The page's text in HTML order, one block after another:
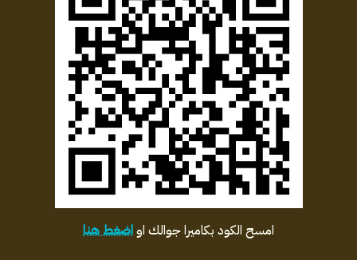
امسح الكود بكاميرا جوالك اواضغط هنا